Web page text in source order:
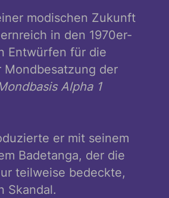
modischen Zukunft
in den 1970er-
Entwürfen für die
Mondbesatzung der
Alpha 1
er mit seinem
Badetanga, der die
teilweise bedeckte,
Skandal.